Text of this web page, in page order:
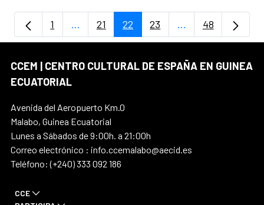
Página
1 ...Páginas intermedias Use TAB para
Página
21 Página
22 Página
23 ...PáginasPágina
48
CCEM | CENTRO CULTURAL DE ESPAÑA EN GUINEA
ECUATORIAL
Avenida del Aeropuerto Km.0
Malabo, Guinea Ecuatorial
Lunes a Sábados de 9:00h. a 21:00h
Correo electrónico : info.ccemalabo@aecid.es
Teléfono: (+240) 333 092 186
CCE